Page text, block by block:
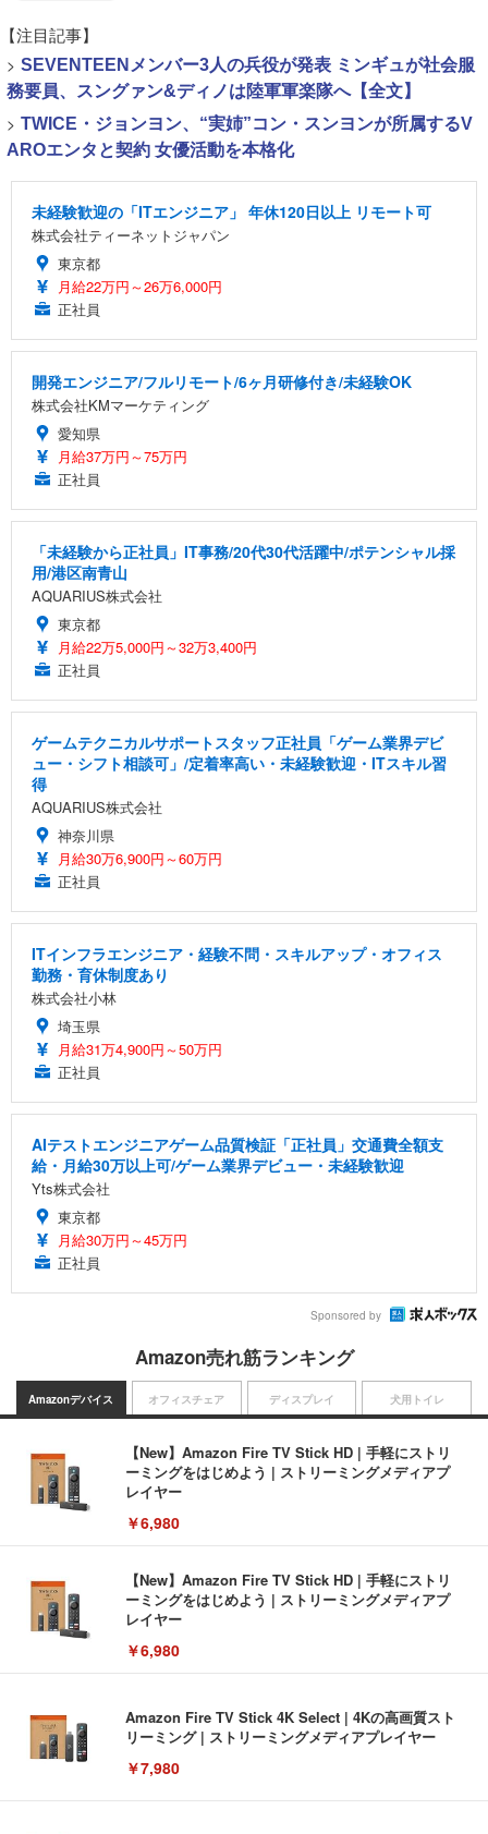
【注目記事】
> SEVENTEENメンバー3人の兵役が発表 ミンギュが社会服
務要員、スングァン&ディノは陸軍軍楽隊へ【全文】
> TWICE・ジョンヨン、“実姉”コン・スンヨンが所属するV
AROエンタと契約 女優活動を本格化
未経験歓迎の「ITエンジニア」 年休120日以上 リモート可
株式会社ティーネットジャパン
東京都
月給22万円～26万6,000円
正社員
開発エンジニア/フルリモート/6ヶ月研修付き/未経験OK
株式会社KMマーケティング
愛知県
月給37万円～75万円
正社員
「未経験から正社員」IT事務/20代30代活躍中/ポテンシャル採
用/港区南青山
AQUARIUS株式会社
東京都
月給22万5,000円～32万3,400円
正社員
ゲームテクニカルサポートスタッフ正社員「ゲーム業界デビ
ュー・シフト相談可」/定着率高い・未経験歓迎・ITスキル習
得
AQUARIUS株式会社
神奈川県
月給30万6,900円～60万円
正社員
ITインフラエンジニア・経験不問・スキルアップ・オフィス
勤務・育休制度あり
株式会社小林
埼玉県
月給31万4,900円～50万円
正社員
AIテストエンジニアゲーム品質検証「正社員」交通費全額支
給・月給30万以上可/ゲーム業界デビュー・未経験歓迎
Yts株式会社
東京都
月給30万円～45万円
正社員
Sponsored by
Amazon売れ筋ランキング
Amazonデバイス
【New】Amazon Fire TV Stick HD | 手軽にストリ
ーミングをはじめよう | ストリーミングメディアプ
レイヤー
￥6,980
【New】Amazon Fire TV Stick HD | 手軽にストリ
ーミングをはじめよう | ストリーミングメディアプ
レイヤー
￥6,980
Amazon Fire TV Stick 4K Select | 4Kの高画質スト
リーミング | ストリーミングメディアプレイヤー
￥7,980
オフィスチェア ディスプレイ 犬用トイレ